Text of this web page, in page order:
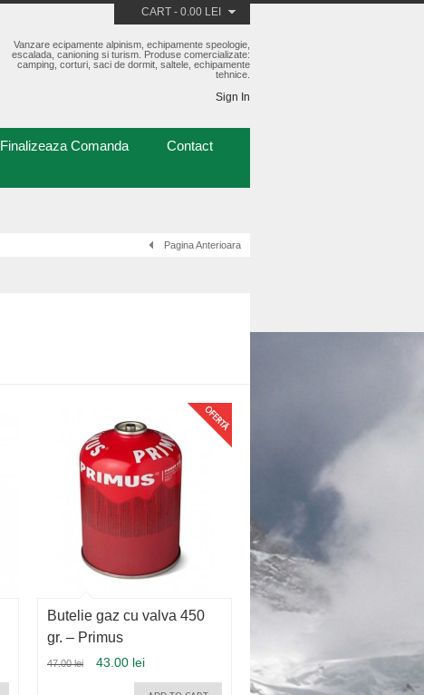
CART - 0.00 LEI
Vanzare ecipamente alpinism, echipamente speologie,
escalada, canioning si turism. Produse comercializate:
camping, corturi, saci de dormit, saltele, echipamente
tehnice.
Sign In
Finalizeaza Comanda
Contact
Pagina Anterioara
Butelie gaz cu valva 450
gr. – Primus
47.00 lei 43.00 lei